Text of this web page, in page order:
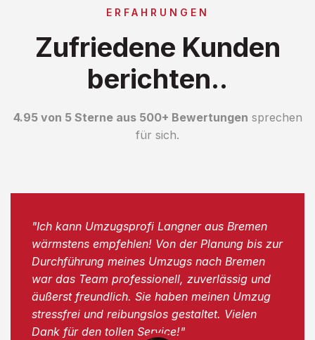
ERFAHRUNGEN
Zufriedene Kunden
berichten..
4.95 von 5 Sterne aus 500+ Bewertungen sprechen
für sich.
"Ich kann Umzugsprofi Langner aus Bremen
wärmstens empfehlen! Von der Planung bis zur
Durchführung meines Umzugs nach Bremen
war das Team professionell, zuverlässig und
äußerst freundlich. Sie haben meinen Umzug
stressfrei und reibungslos gestaltet. Vielen
Dank für den tollen Service!"